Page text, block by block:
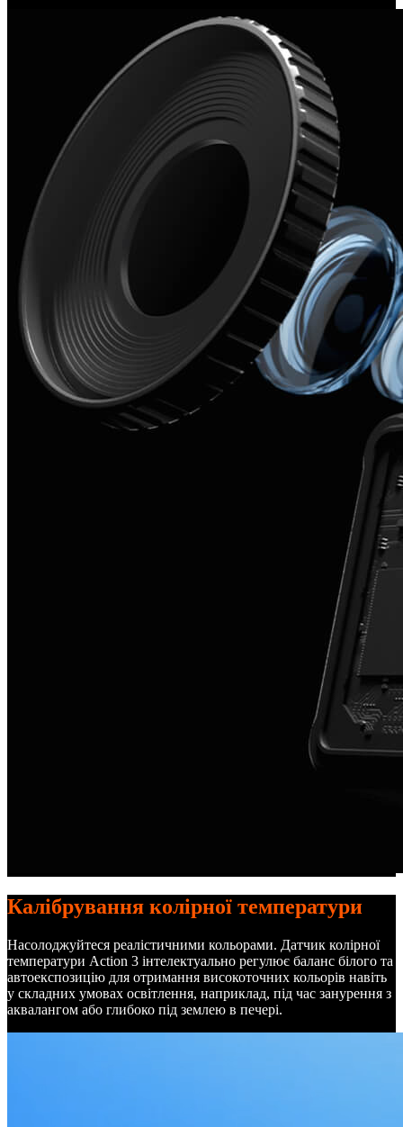
Калібрування колірної температури
Насолоджуйтеся реалістичними кольорами. Датчик колірної
температури Action 3 інтелектуально регулює баланс білого та
автоекспозицію для отримання високоточних кольорів навіть
у складних умовах освітлення, наприклад, під час занурення з
аквалангом або глибоко під землею в печері.